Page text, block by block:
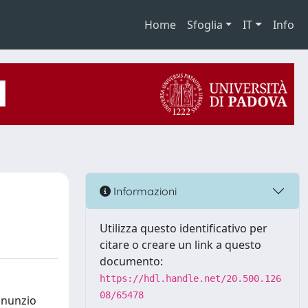
Home Sfoglia IT Info
Informazioni
Utilizza questo identificativo per
citare o creare un link a questo
documento:
https://hdl.handle.net/20.500.126
08/65478